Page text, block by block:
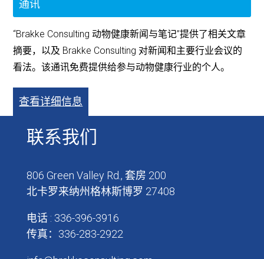
通讯
“Brakke Consulting 动物健康新闻与笔记”提供了相关文章
摘要，以及 Brakke Consulting 对新闻和主要行业会议的
看法。该通讯免费提供给参与动物健康行业的个人。
查看详细信息
联系我们
806 Green Valley Rd., 套房 200
北卡罗来纳州格林斯博罗 27408
电话 : 336-396-3916
传真：336-283-2922